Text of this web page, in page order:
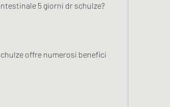
5 giorni dr schulze?
offre numerosi benefici